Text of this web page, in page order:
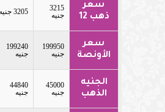
سعر
ذهب 12
3215
جنيه
3205 جنيه
سعر
الأونصة
199950
جنيه
199240
جنيه
الجنيه
الذهب
45000
جنيه
44840
جنيه